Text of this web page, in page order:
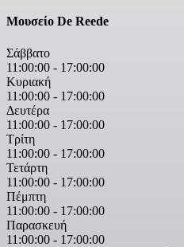
Μουσείο De Reede
Σάββατο
11:00:00 - 17:00:00
Κυριακή
11:00:00 - 17:00:00
Δευτέρα
11:00:00 - 17:00:00
Τρίτη
11:00:00 - 17:00:00
Τετάρτη
11:00:00 - 17:00:00
Πέμπτη
11:00:00 - 17:00:00
Παρασκευή
11:00:00 - 17:00:00